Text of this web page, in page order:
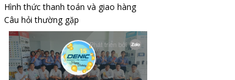
Hình thức thanh toán và giao hàng
Câu hỏi thường gặp